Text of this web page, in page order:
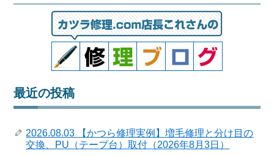
最近の投稿
2026.08.03 【かつら修理実例】増毛修理と分け目の
交換、PU（テープ台）取付（2026年8月3日）